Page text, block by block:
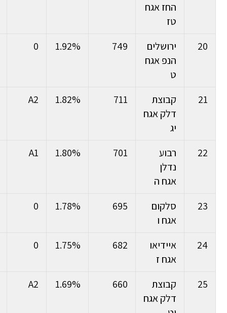
החז אגח
טז
20
ירושלים
הנפ אגח
ט
749
1.92%
0
21
קבוצת
דלק אגח
יג
711
1.82%
A2
22
רבוע
נדלן
אגח ה
701
1.80%
A1
23
סלקום
אגח ו
695
1.78%
0
24
איידיאו
אגח ז
682
1.75%
0
25
קבוצת
דלק אגח
660
1.69%
A2